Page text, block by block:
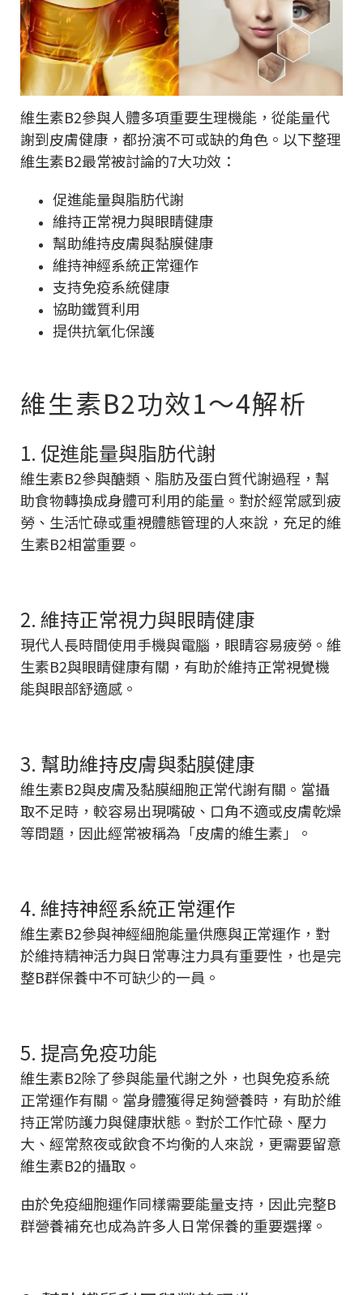
維生素B2參與人體多項重要生理機能，從能量代
謝到皮膚健康，都扮演不可或缺的角色。以下整理
維生素B2最常被討論的7大功效：
促進能量與脂肪代謝
維持正常視力與眼睛健康
幫助維持皮膚與黏膜健康
維持神經系統正常運作
支持免疫系統健康
協助鐵質利用
提供抗氧化保護
維生素B2功效1～4解析
1. 促進能量與脂肪代謝
維生素B2參與醣類、脂肪及蛋白質代謝過程，幫
助食物轉換成身體可利用的能量。對於經常感到疲
勞、生活忙碌或重視體態管理的人來說，充足的維
生素B2相當重要。
2. 維持正常視力與眼睛健康
現代人長時間使用手機與電腦，眼睛容易疲勞。維
生素B2與眼睛健康有關，有助於維持正常視覺機
能與眼部舒適感。
3. 幫助維持皮膚與黏膜健康
維生素B2與皮膚及黏膜細胞正常代謝有關。當攝
取不足時，較容易出現嘴破、口角不適或皮膚乾燥
等問題，因此經常被稱為「皮膚的維生素」。
4. 維持神經系統正常運作
維生素B2參與神經細胞能量供應與正常運作，對
於維持精神活力與日常專注力具有重要性，也是完
整B群保養中不可缺少的一員。
5. 提高免疫功能
維生素B2除了參與能量代謝之外，也與免疫系統
正常運作有關。當身體獲得足夠營養時，有助於維
持正常防護力與健康狀態。對於工作忙碌、壓力
大、經常熬夜或飲食不均衡的人來說，更需要留意
維生素B2的攝取。
由於免疫細胞運作同樣需要能量支持，因此完整B
群營養補充也成為許多人日常保養的重要選擇。